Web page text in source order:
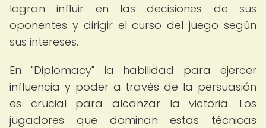
logran influir en las decisiones de sus
oponentes y dirigir el curso del juego según
sus intereses.
En "Diplomacy" la habilidad para ejercer
influencia y poder a través de la persuasión
es crucial para alcanzar la victoria. Los
jugadores que dominan estas técnicas